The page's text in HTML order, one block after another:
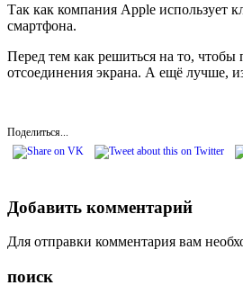
Так как компания Apple использует
смартфона.
Перед тем как решиться на то, чтобы
отсоединения экрана. А ещё лучше,
Поделиться...
Добавить комментарий
Для отправки комментария вам
поиск